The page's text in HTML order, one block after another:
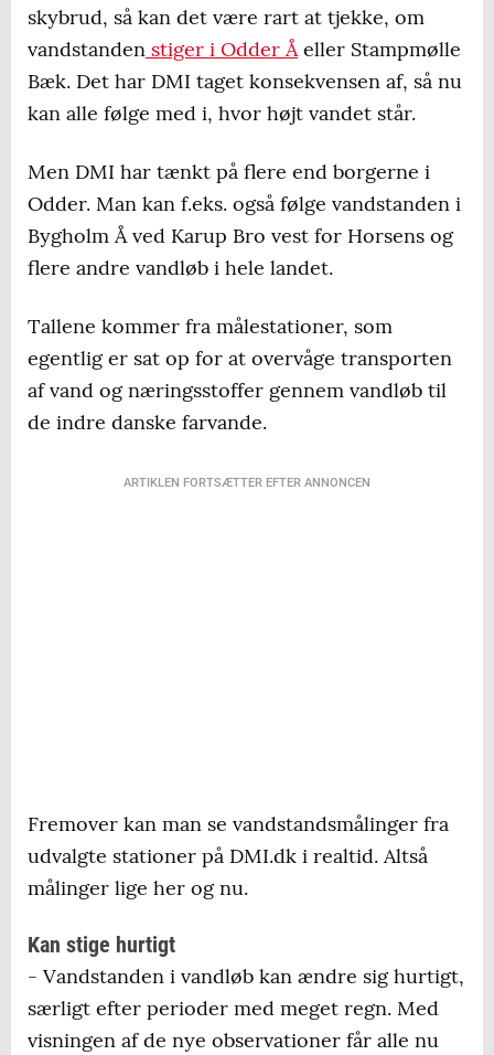
skybrud, så kan det være rart at tjekke, om
vandstanden stiger i Odder Åeller Stampmølle
Bæk. Det har DMI taget konsekvensen af, så nu
kan alle følge med i, hvor højt vandet står.
Men DMI har tænkt på flere end borgerne i
Odder. Man kan f.eks. også følge vandstanden i
Bygholm Å ved Karup Bro vest for Horsens og
flere andre vandløb i hele landet.
Tallene kommer fra målestationer, som
egentlig er sat op for at overvåge transporten
af vand og næringsstoffer gennem vandløb til
de indre danske farvande.
ARTIKLEN FORTSÆTTER EFTER ANNONCEN
Fremover kan man se vandstandsmålinger fra
udvalgte stationer på DMI.dk i realtid. Altså
målinger lige her og nu.
Kan stige hurtigt
- Vandstanden i vandløb kan ændre sig hurtigt,
særligt efter perioder med meget regn. Med
visningen af de nye observationer får alle nu